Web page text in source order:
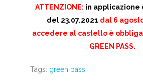
ATTENZIONE: in applicazione
del 23.07.2021 dal 6
accedere al castello è
GREEN PASS.
Tags: green pass